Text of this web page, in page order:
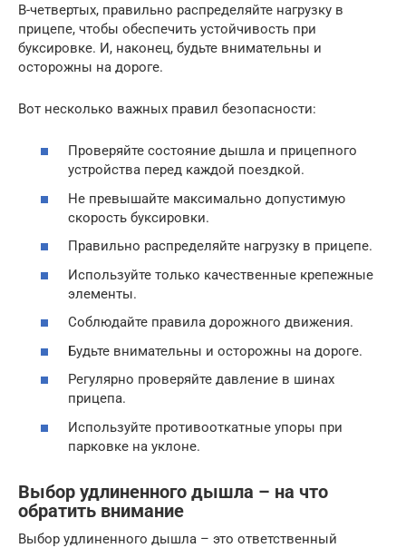
В-четвертых, правильно распределяйте нагрузку в
прицепе, чтобы обеспечить устойчивость при
буксировке. И, наконец, будьте внимательны и
осторожны на дороге.
Вот несколько важных правил безопасности:
Проверяйте состояние дышла и прицепного
устройства перед каждой поездкой.
Не превышайте максимально допустимую
скорость буксировки.
Правильно распределяйте нагрузку в прицепе.
Используйте только качественные крепежные
элементы.
Соблюдайте правила дорожного движения.
Будьте внимательны и осторожны на дороге.
Регулярно проверяйте давление в шинах
прицепа.
Используйте противооткатные упоры при
парковке на уклоне.
Выбор удлиненного дышла – на что
обратить внимание
Выбор удлиненного дышла – это ответственный